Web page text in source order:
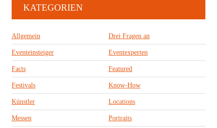
KATEGORIEN
Allgemein Drei Fragen an
Eventeinsteiger Eventexperten
Facts Featured
Festivals Know-How
Künstler Locations
Messen Portraits